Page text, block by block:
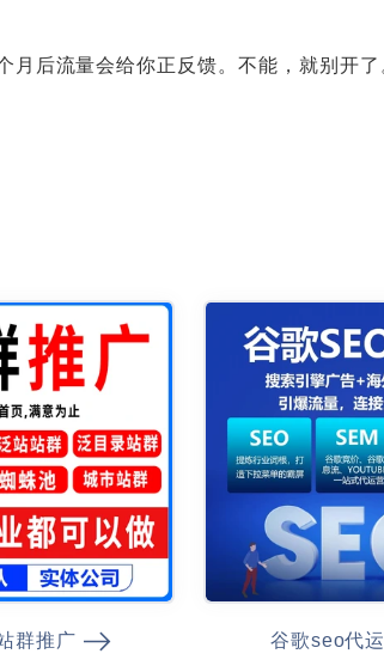
月后流量会给你正反馈。不能，就别开了
群推广 谷歌seo代